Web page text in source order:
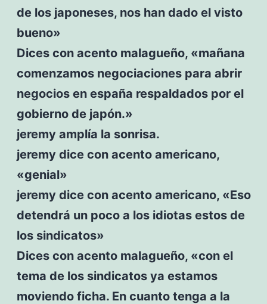
de los japoneses, nos han dado el visto
bueno»
Dices con acento malagueño, «mañana
comenzamos negociaciones para abrir
negocios en españa respaldados por el
gobierno de japón.»
jeremy amplía la sonrisa.
jeremy dice con acento americano,
«genial»
jeremy dice con acento americano, «Eso
detendrá un poco a los idiotas estos de
los sindicatos»
Dices con acento malagueño, «con el
tema de los sindicatos ya estamos
moviendo ficha. En cuanto tenga a la